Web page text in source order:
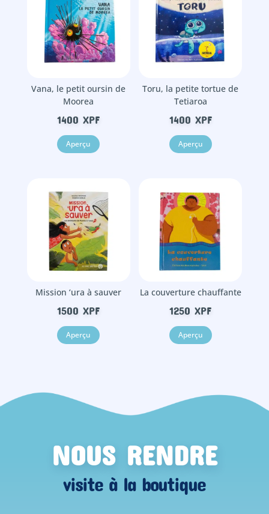
Vana, le petit oursin de
Moorea
1400XPF
Aperçu
Toru, la petite tortue de
Tetiaroa
1400 XPF
Aperçu
Mission ‘ura à sauver
1500XPF
Aperçu
La couverture chauffante
1250XPF
Aperçu
NOUS RENDRE
visite à la boutique